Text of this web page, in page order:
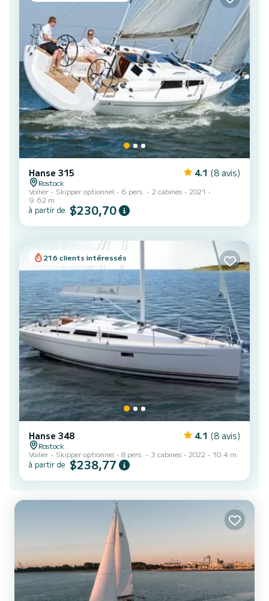
Hanse 315 4.1 (8 avis)
Rostock
Voilier
Skipper optionnel 6 pers. 2 cabines
2021
9.62 m
à partir de $230,70
216 clients intéressés
Hanse 348 4.1 (8 avis)
Rostock
Voilier
Skipper optionnel 8 pers. 3 cabines 2022 10.4 m
à partir de $238,77